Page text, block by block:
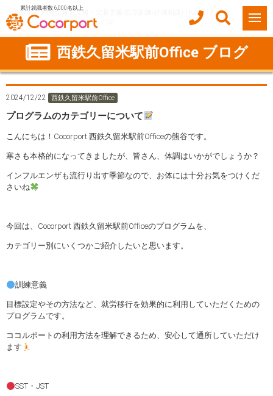
累計就職者数 6,000名以上
ココルポート(就労移行支援・定着支援/自立訓練/計画相談) HOME
プログラムのカテゴリーについて
西鉄久留米駅前Office ブログ
2024/12/22 西鉄久留米駅前Office
プログラムのカテゴリーについて
こんにちは！Cocorport 西鉄久留米駅前Officeの熊谷です。
寒さも本格的になってきましたが、皆さん、体調はいかがでしょうか？
インフルエンザも流行り出す季節なので、お体には十分お気をつけくだ
さいね
今回は、Cocorport 西鉄久留米駅前Officeのプログラムを、
カテゴリー別にいくつかご紹介したいと思います。
訓練意義
目標設定やその方法など、就労移行を効果的に利用していただくための
プログラムです。
ココルポートの利用方法を理解できるため、安心して通所していただけ
ます
SST・JST